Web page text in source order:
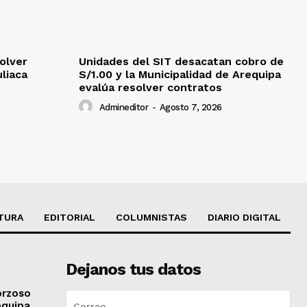
Unidades del SIT desacatan cobro de
S/1.00 y la Municipalidad de Arequipa
evalúa resolver contratos
Admineditor - Agosto 7, 2026
EDITORIAL COLUMNISTAS DIARIO DIGITAL
Dejanos tus datos